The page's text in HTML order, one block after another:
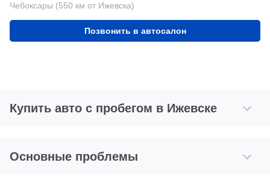
Чебоксары (550 км от Ижевска)
Позвонить в автосалон
Купить авто с пробегом в Ижевске
Основные проблемы